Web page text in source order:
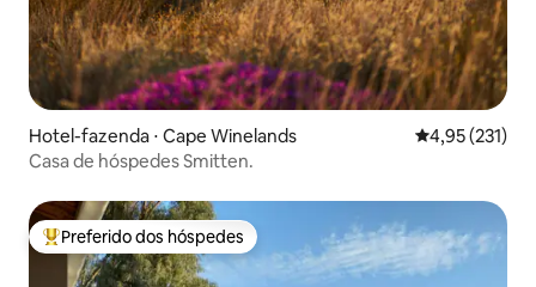
Hotel-fazenda ⋅ Cape Winelands 4,95 de uma
4,95 (231)
Casa de hóspedes Smitten.
Entre os melhores preferidos dos hóspedes
Preferido dos hóspedes